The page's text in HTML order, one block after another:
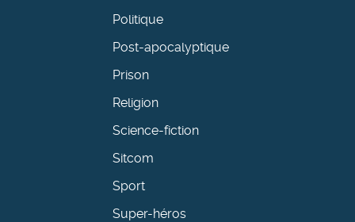
Politique
Post-apocalyptique
Prison
Religion
Science-fiction
Sitcom
Sport
Super-héros